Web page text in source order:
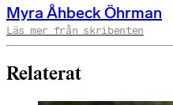
Myra Åhbeck Öhrman
Läs mer från skribenten
Relaterat